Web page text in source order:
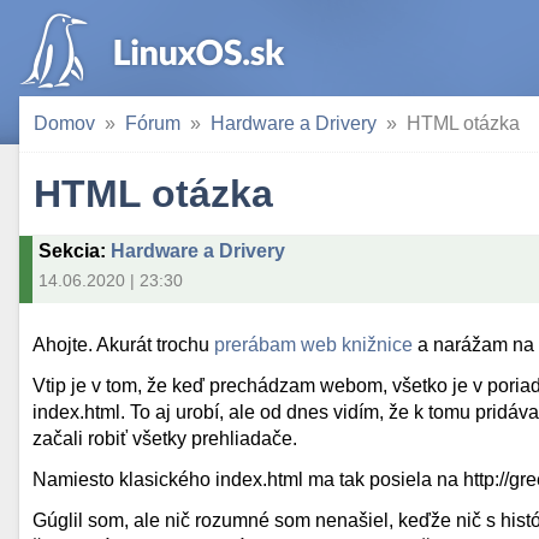
Domov Fórum Hardware a Drivery HTML otázka
HTML otázka
Sekcia: Hardware a Drivery
14.06.2020 | 23:30
Ahojte. Akurát trochu prerábam web knižnice a narážam
Vtip je v tom, že keď prechádzam webom, všetko je v
index.html. To aj urobí, ale od dnes vidím, že k tomu
začali robiť všetky prehliadače.
Namiesto klasického index.html ma tak posiela na http://
Gúglil som, ale nič rozumné som nenašiel, keďže nič s